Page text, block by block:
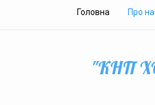
Головна Про
"КНП